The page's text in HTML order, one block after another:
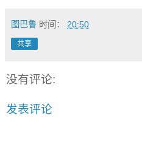
图巴鲁 时间： 20:50
共享
没有评论:
发表评论